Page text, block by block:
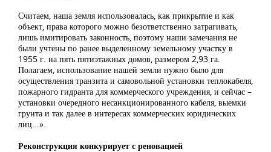
Считаем, наша земля использовалась, как прикрытие и как
объект, права которого можно безответственно затрагивать,
лишь имитировать законность, поэтому наши замечания не
были учтены по ранее выделенному земельному участку в
1955 г. на пять пятиэтажных домов, размером 2,93 га.
Полагаем, использование нашей земли нужно было для
осуществления транзита и самовольной установки теплокабеля,
пожарного гидранта для коммерческого учреждения, и сейчас –
установки очередного несанкционированного кабеля, выемки
грунта и так далее в интересах коммерческих юридических
лиц...».
Реконструкция конкурирует с реновацией